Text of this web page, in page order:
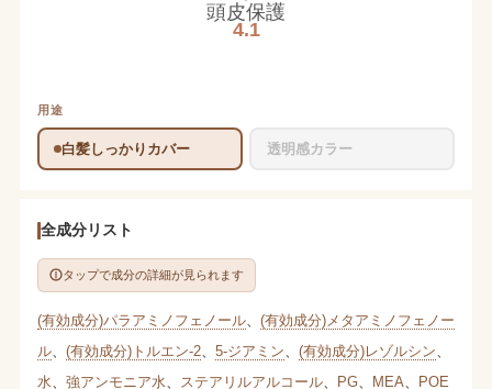
頭皮保護
4.1
用途
白髪しっかりカバー 透明感カラー
全成分リスト
タップで成分の詳細が見られます
(有効成分)パラアミノフェノール、 (有効成分)メタアミノフェノー
ル、 (有効成分)トルエン-2、 5-ジアミン (有効成分)レゾルシン
水
強アンモニア水 ステアリルアルコール、 PG、 MEA
POE